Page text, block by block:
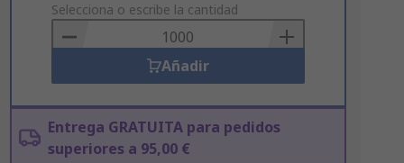
to
Basket
Selecciona o escribe la cantidad
Añadir
Entrega GRATUITA para pedidos
superiores a 95,00 €